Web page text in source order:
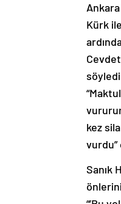
Kürk
kez
vurdu”
Sanık